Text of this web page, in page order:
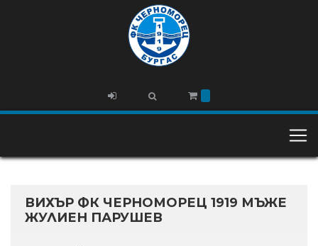
ВИХЪР ФК ЧЕРНОМОРЕЦ 1919 МЪЖЕ
ЖУЛИЕН ПАРУШЕВ